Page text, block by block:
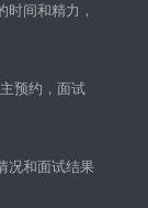
间和精力，
预约，面试
况和面试结果